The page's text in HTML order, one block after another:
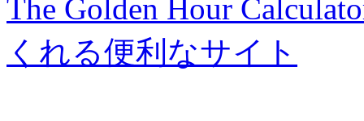
The Golden Hour
くれる便利なサイト